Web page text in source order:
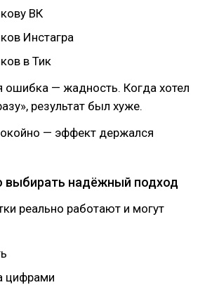
ВК
Инстагра
в Тик
— жадность. Когда хотел
результат был хуже.
— эффект держался
выбирать надёжный подход
реально работают и могут
цифрами